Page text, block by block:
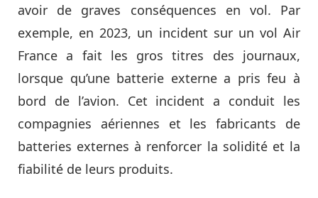
avoir de graves conséquences en vol. Par
exemple, en 2023, un incident sur un vol Air
France a fait les gros titres des journaux,
lorsque qu’une batterie externe a pris feu à
bord de l’avion. Cet incident a conduit les
compagnies aériennes et les fabricants de
batteries externes à renforcer la solidité et la
fiabilité de leurs produits.